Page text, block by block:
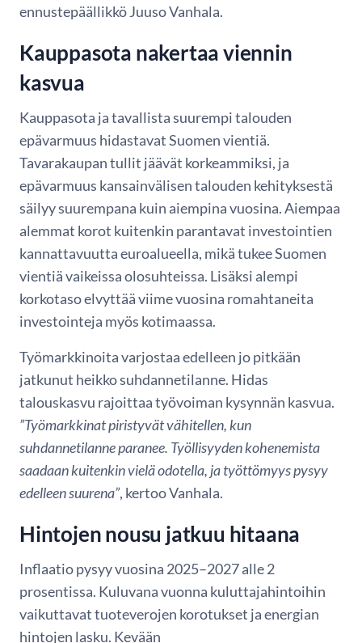
ennustepäällikkö Juuso Vanhala.
Kauppasota nakertaa viennin
kasvua
Kauppasota ja tavallista suurempi talouden
epävarmuus hidastavat Suomen vientiä.
Tavarakaupan tullit jäävät korkeammiksi, ja
epävarmuus kansainvälisen talouden kehityksestä
säilyy suurempana kuin aiempina vuosina. Aiempaa
alemmat korot kuitenkin parantavat investointien
kannattavuutta euroalueella, mikä tukee Suomen
vientiä vaikeissa olosuhteissa. Lisäksi alempi
korkotaso elvyttää viime vuosina romahtaneita
investointeja myös kotimaassa.
Työmarkkinoita varjostaa edelleen jo pitkään
jatkunut heikko suhdannetilanne. Hidas
talouskasvu rajoittaa työvoiman kysynnän kasvua.
”Työmarkkinat piristyvät vähitellen, kun
suhdannetilanne paranee. Työllisyyden kohenemista
saadaan kuitenkin vielä odotella, ja työttömyys pysyy
edelleen suurena”, kertoo Vanhala.
Hintojen nousu jatkuu hitaana
Inflaatio pysyy vuosina 2025–2027 alle 2
prosentissa. Kuluvana vuonna kuluttajahintoihin
vaikuttavat tuoteverojen korotukset ja energian
hintojen lasku. Kevään